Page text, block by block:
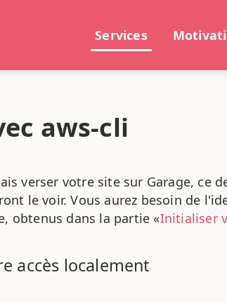
Services
aws-cli
verser votre site sur Garage, ce
le voir. Vous aurez besoin de
obtenus dans la partie «Initialiser
accès localement